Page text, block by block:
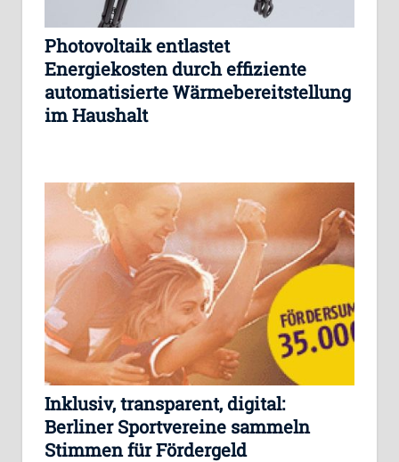
Photovoltaik entlastet
Energiekosten durch effiziente
automatisierte Wärmebereitstellung
im Haushalt
Inklusiv, transparent, digital:
Berliner Sportvereine sammeln
Stimmen für Fördergeld